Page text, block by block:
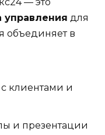
— это
управления для
объединяет в
клиентами и
и презентации